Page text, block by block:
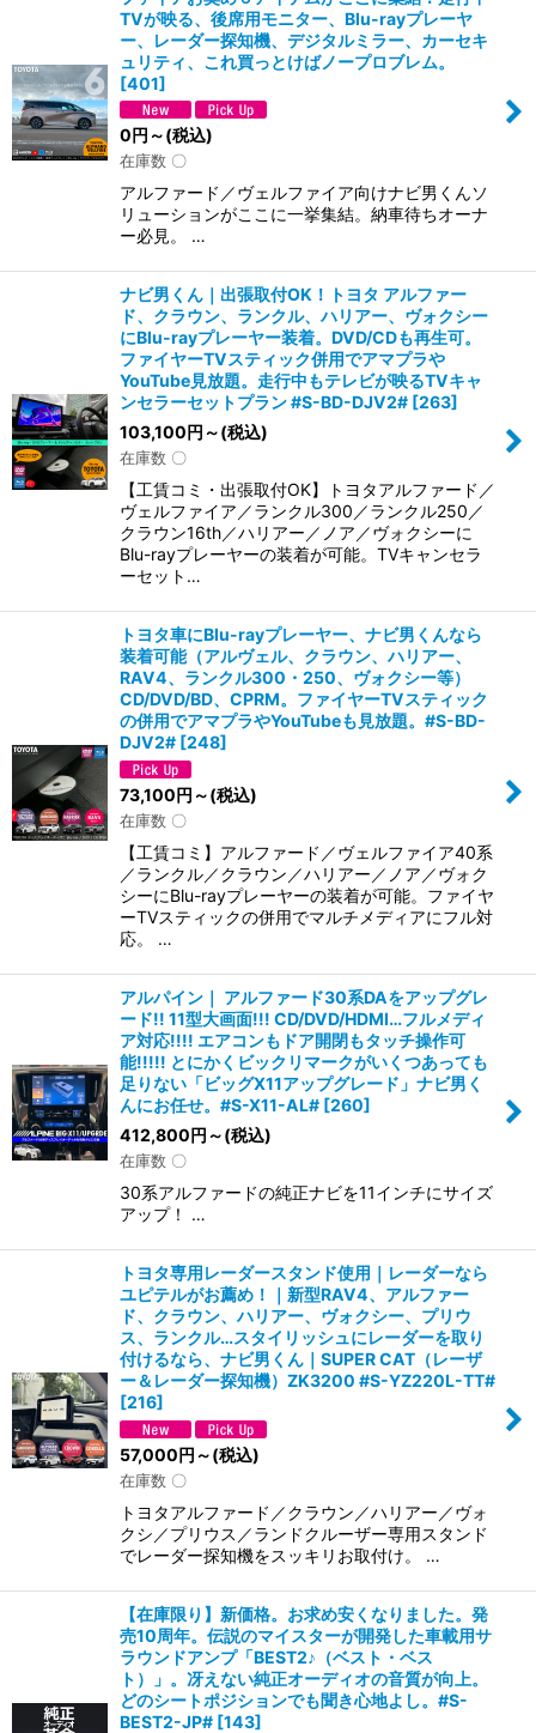
TVが映る、後席用モニター、Blu-rayプレーヤ
ー、レーダー探知機、デジタルミラー、カーセキ
ュリティ、これ買っとけばノープロブレム。
[401]
0円 ～(税込)
在庫数 〇
アルファード／ヴェルファイア向けナビ男くんソ
リューションがここに一挙集結。納車待ちオーナ
ー必見。 …
ナビ男くん｜出張取付OK！トヨタ アルファー
ド、クラウン、ランクル、ハリアー、ヴォクシー
にBlu-rayプレーヤー装着。DVD/CDも再生可。
ファイヤーTVスティック併用でアマプラや
YouTube見放題。走行中もテレビが映るTVキャ
ンセラーセットプラン #S-BD-DJV2# [263]
103,100円 ～(税込)
在庫数 〇
【工賃コミ・出張取付OK】トヨタアルファード／
ヴェルファイア／ランクル300／ランクル250／
クラウン16th／ハリアー／ノア／ヴォクシーに
Blu-rayプレーヤーの装着が可能。TVキャンセラ
ーセット…
トヨタ車にBlu-rayプレーヤー、ナビ男くんなら
装着可能（アルヴェル、クラウン、ハリアー、
RAV4、ランクル300・250、ヴォクシー等）
CD/DVD/BD、CPRM。ファイヤーTVスティック
の併用でアマプラやYouTubeも見放題。#S-BD-
DJV2# [248]
73,100円 ～(税込)
在庫数 〇
【工賃コミ】アルファード／ヴェルファイア40系
／ランクル／クラウン／ハリアー／ノア／ヴォク
シーにBlu-rayプレーヤーの装着が可能。ファイヤ
ーTVスティックの併用でマルチメディアにフル対
応。 …
アルパイン｜ アルファード30系DAをアップグレ
ード!! 11型大画面!!! CD/DVD/HDMI…フルメディ
ア対応!!!! エアコンもドア開閉もタッチ操作可
能!!!!! とにかくビックリマークがいくつあっても
足りない「ビッグX11アップグレード」ナビ男く
んにお任せ。#S-X11-AL# [260]
412,800円 ～(税込)
在庫数 〇
30系アルファードの純正ナビを11インチにサイズ
アップ！ …
トヨタ専用レーダースタンド使用｜レーダーなら
ユピテルがお薦め！｜新型RAV4、アルファー
ド、クラウン、ハリアー、ヴォクシー、プリウ
ス、ランクル…スタイリッシュにレーダーを取り
付けるなら、ナビ男くん｜SUPER CAT（レーザ
ー＆レーダー探知機）ZK3200 #S-YZ220L-TT#
[216]
57,000円 ～(税込)
在庫数 〇
トヨタアルファード／クラウン／ハリアー／ヴォ
クシ／プリウス／ランドクルーザー専用スタンド
でレーダー探知機をスッキリお取付け。 …
【在庫限り】新価格。お求め安くなりました。発
売10周年。伝説のマイスターが開発した車載用サ
ラウンドアンプ「BEST2♪（ベスト・ベス
ト）」。冴えない純正オーディオの音質が向上。
どのシートポジションでも聞き心地よし。#S-
BEST2-JP# [143]